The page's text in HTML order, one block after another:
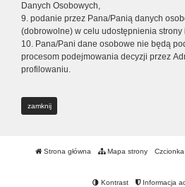
Danych Osobowych,
9. podanie przez Pana/Panią danych
(dobrowolne) w celu udostępnienia strony
10. Pana/Pani dane osobowe nie będą
procesom podejmowania decyzji przez
profilowaniu.
zamknij
Strona główna Mapa strony Czcionka
Kontrast Informacja